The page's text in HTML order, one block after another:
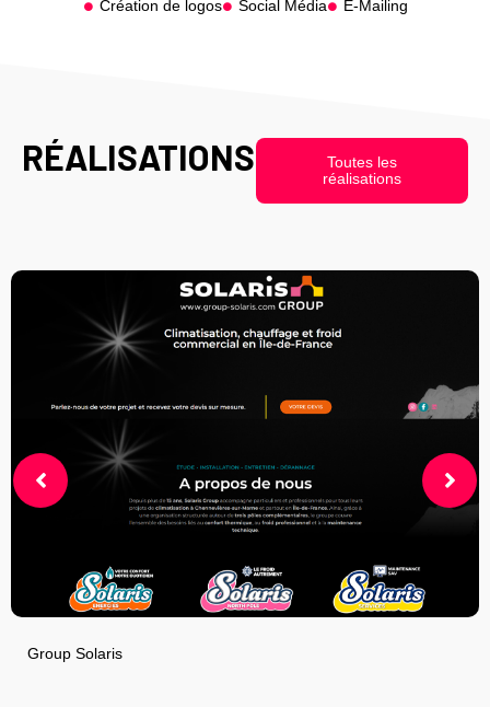
Création de logos
Social Média E-Mailing
RÉALISATIONS.
Toutes les
réalisations
Group Solaris